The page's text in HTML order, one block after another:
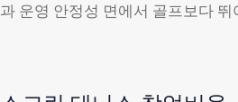
과 운영 안정성 면에서 골프보다